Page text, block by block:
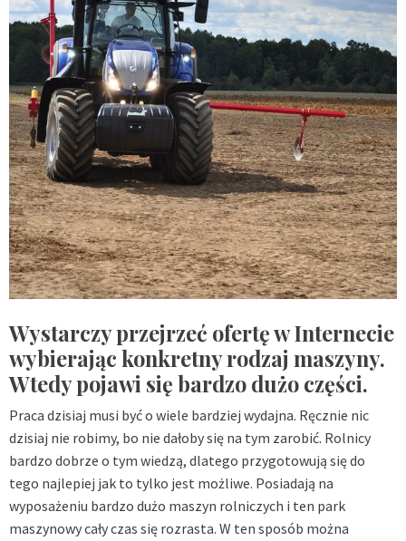
Wystarczy przejrzeć ofertę w Internecie
wybierając konkretny rodzaj maszyny.
Wtedy pojawi się bardzo dużo części.
Praca dzisiaj musi być o wiele bardziej wydajna. Ręcznie nic
dzisiaj nie robimy, bo nie dałoby się na tym zarobić. Rolnicy
bardzo dobrze o tym wiedzą, dlatego przygotowują się do
tego najlepiej jak to tylko jest możliwe. Posiadają na
wyposażeniu bardzo dużo maszyn rolniczych i ten park
maszynowy cały czas się rozrasta. W ten sposób można